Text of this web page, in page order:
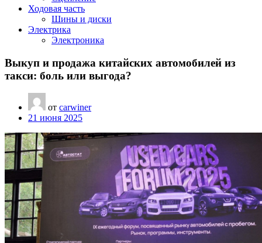
Ходовая часть
Шины и диски
Электрика
Электроника
Выкуп и продажа китайских автомобилей из
такси: боль или выгода?
от carwiner
21 июня 2025